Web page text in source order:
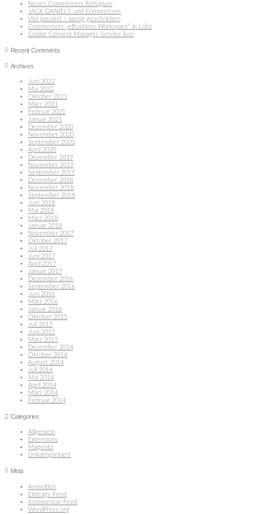
Neues Commercers Refugium
JACK DANIEL’S und Commercers
Viel passiert – wenig geschrieben
Commercers „eBusiness Workspace“ in Lübz
Cookie Consent Manager-Service live!
Recent Comments
Archives
Juni 2022
Mai 2022
Oktober 2021
März 2021
Februar 2021
Januar 2021
Dezember 2020
November 2020
September 2020
April 2020
Dezember 2019
November 2019
September 2019
Dezember 2018
November 2018
September 2018
Juni 2018
Mai 2018
März 2018
Januar 2018
November 2017
Oktober 2017
Juli 2017
Juni 2017
April 2017
Januar 2017
Dezember 2016
September 2016
Juni 2016
März 2016
Januar 2016
Oktober 2015
Juli 2015
Juni 2015
März 2015
Dezember 2014
Oktober 2014
August 2014
Juli 2014
Mai 2014
April 2014
März 2014
Februar 2014
Categories
Allgemein
Extensions
Magento
Unkategorisiert
Meta
Anmelden
Eintrags-Feed
Kommentar-Feed
WordPress.org